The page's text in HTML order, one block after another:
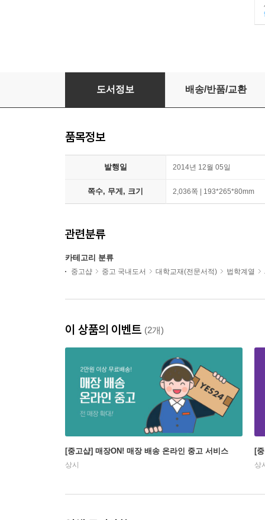
2015 지방세법해설
도서정보 배송/반품/교환
품목정보
발행일 2014년 12월 05일
쪽수, 무게, 크기 2,036쪽 | 193*265*80mm
관련분류
카테고리 분류
중고샵 중고 국내도서 대학교재(전문서적) 법학계열
이 상품의 이벤트 (2개)
[중고샵] 매장ON! 매장 배송 온라인 중고 서비스
상시
[
상